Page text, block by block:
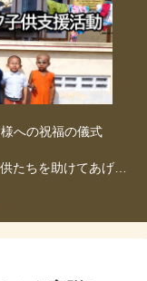
への祝福の儀式
なぜ子供たちを助けてあげないといけないのか